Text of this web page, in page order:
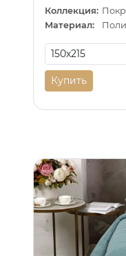
Коллекция:
Материал:
Купить